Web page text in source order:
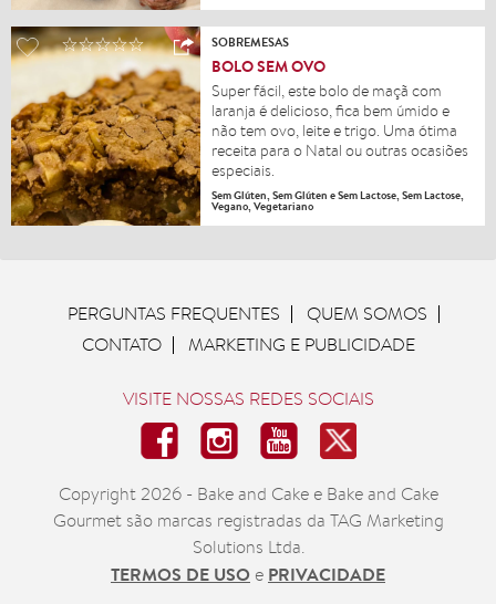
SOBREMESAS
BOLO SEM OVO
Super fácil, este bolo de maçã com
laranja é delicioso, fica bem úmido e
não tem ovo, leite e trigo. Uma ótima
receita para o Natal ou outras ocasiões
especiais.
Sem Glúten, Sem Glúten e Sem Lactose, Sem Lactose,
Vegano, Vegetariano
PERGUNTAS FREQUENTES
QUEM SOMOS
CONTATO
MARKETING E PUBLICIDADE
VISITE NOSSAS REDES SOCIAIS
Copyright 2026 - Bake and Cake e Bake and Cake
Gourmet são marcas registradas da TAG Marketing
Solutions Ltda.
TERMOS DE USO e PRIVACIDADE